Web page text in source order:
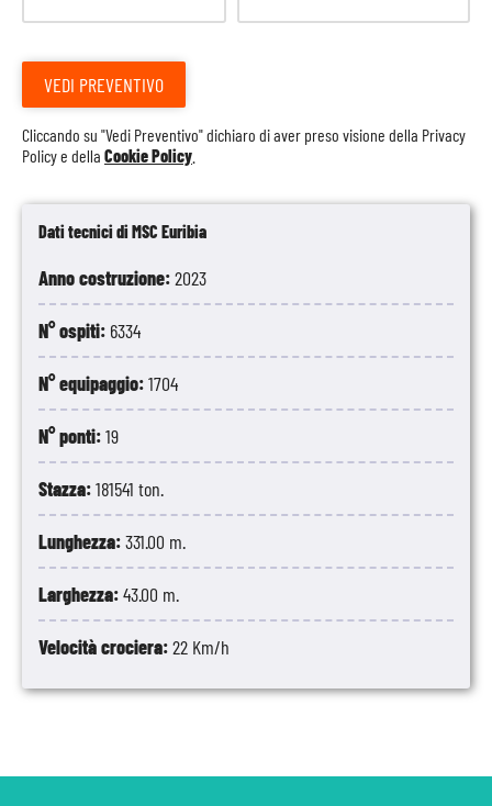
Dati tecnici di MSC Euribia
Anno costruzione:2023
N° ospiti: 6334
N° equipaggio:1704
N° ponti:19
Stazza:181541 ton.
Lunghezza:331.00 m.
Larghezza:43.00 m.
Velocità crociera:22 Km/h
VEDI PREVENTIVO
Cliccando su "Vedi Preventivo" dichiaro di aver preso visione della Privacy
Policye della Cookie Policy